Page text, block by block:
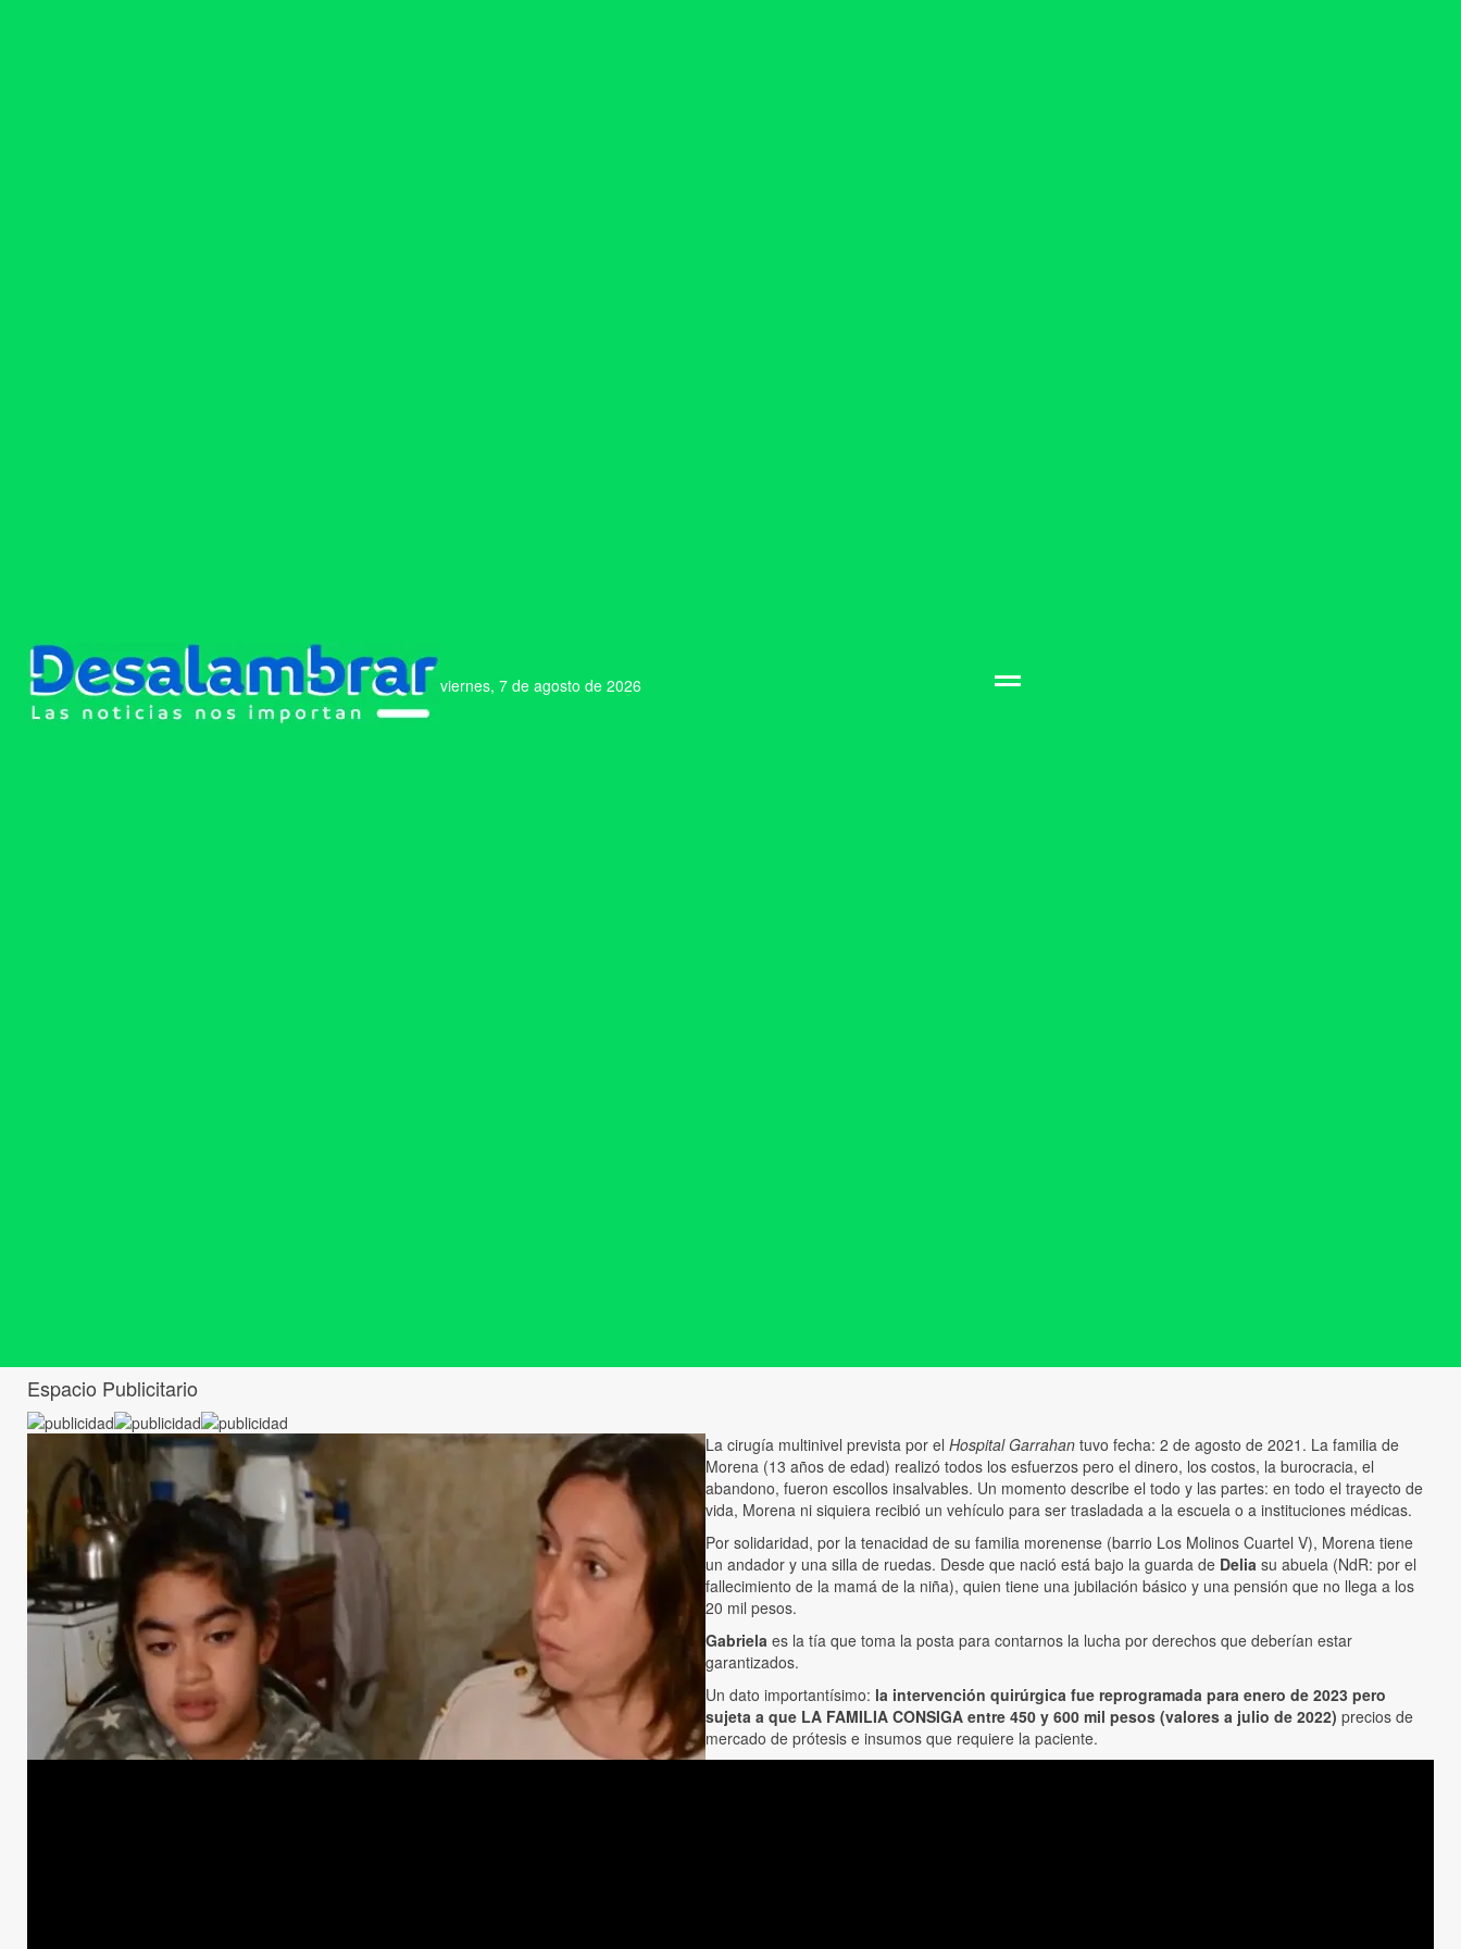
viernes, 7 de agosto de 2026
Espacio Publicitario
La cirugía multinivel prevista por el Hospital Garrahan tuvo fecha: 2 de agosto de 2021. La familia de
Morena (13 años de edad) realizó todos los esfuerzos pero el dinero, los costos, la burocracia, el
abandono, fueron escollos insalvables. Un momento describe el todo y las partes: en todo el trayecto de
vida, Morena ni siquiera recibió un vehículo para ser trasladada a la escuela o a instituciones médicas.
Por solidaridad, por la tenacidad de su familia morenense (barrio Los Molinos Cuartel V), Morena tiene
un andador y una silla de ruedas. Desde que nació está bajo la guarda de Delia su abuela (NdR: por el
fallecimiento de la mamá de la niña), quien tiene una jubilación básico y una pensión que no llega a los
20 mil pesos.
Gabriela es la tía que toma la posta para contarnos la lucha por derechos que deberían estar
garantizados.
Un dato importantísimo: la intervención quirúrgica fue reprogramada para enero de 2023 pero
sujeta a que LA FAMILIA CONSIGA entre 450 y 600 mil pesos (valores a julio de 2022) precios de
mercado de prótesis e insumos que requiere la paciente.